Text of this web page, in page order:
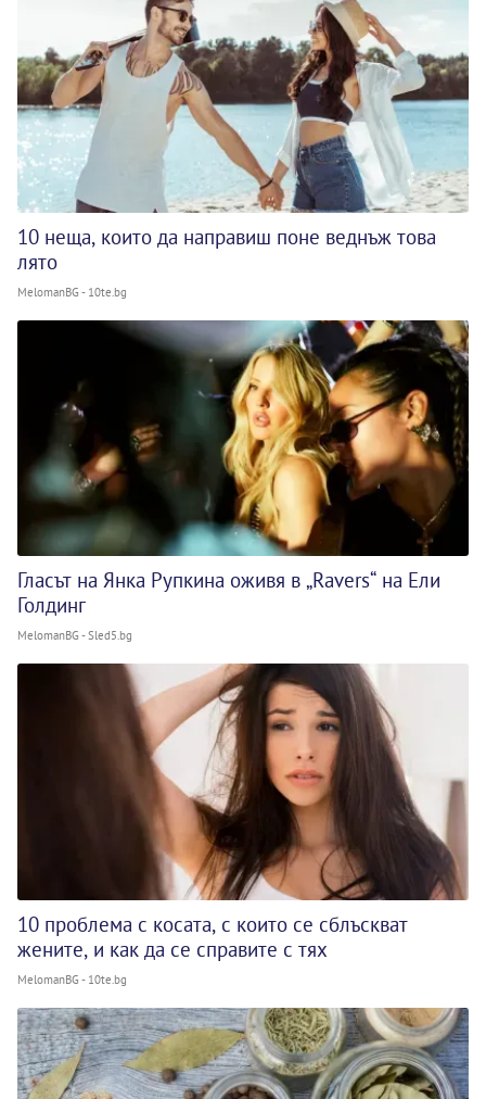
10 неща, които да направиш поне веднъж това
лято
MelomanBG - 10te.bg
Гласът на Янка Рупкина оживя в „Ravers“ на Ели
Голдинг
MelomanBG - Sled5.bg
10 проблема с косата, с които се сблъскват
жените, и как да се справите с тях
MelomanBG - 10te.bg